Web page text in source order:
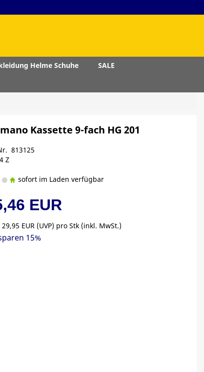
Helme Schuhe
SALE
Kassette 9-fach HG 201
813125
Z
sofort im Laden verfügbar
EUR
29,95 EUR (UVP) pro Stk (inkl. MwSt.)
15%